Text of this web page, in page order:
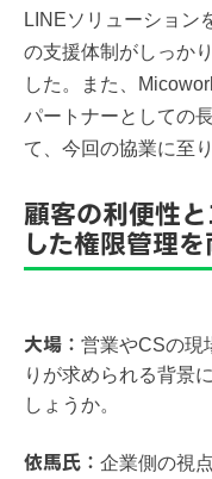
LINEソリューション
の支援体制がしっか
した。また、
パートナーとしての
て、今回の協業に至
顧客の利便性
した権限管理
大場： 営業やCSの現
りが求められる背景
しょうか。
​​依馬氏： 企業側の視